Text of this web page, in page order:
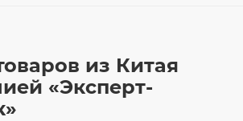
из Китая
«Эксперт-